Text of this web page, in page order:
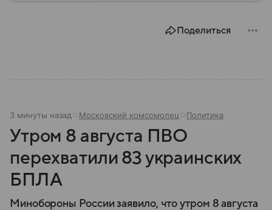
Поделиться
3 минуты назад Московский комсомолец Политика
Утром 8 августа ПВО
перехватили 83 украинских
БПЛА
Минобороны России заявило, что утром 8 августа